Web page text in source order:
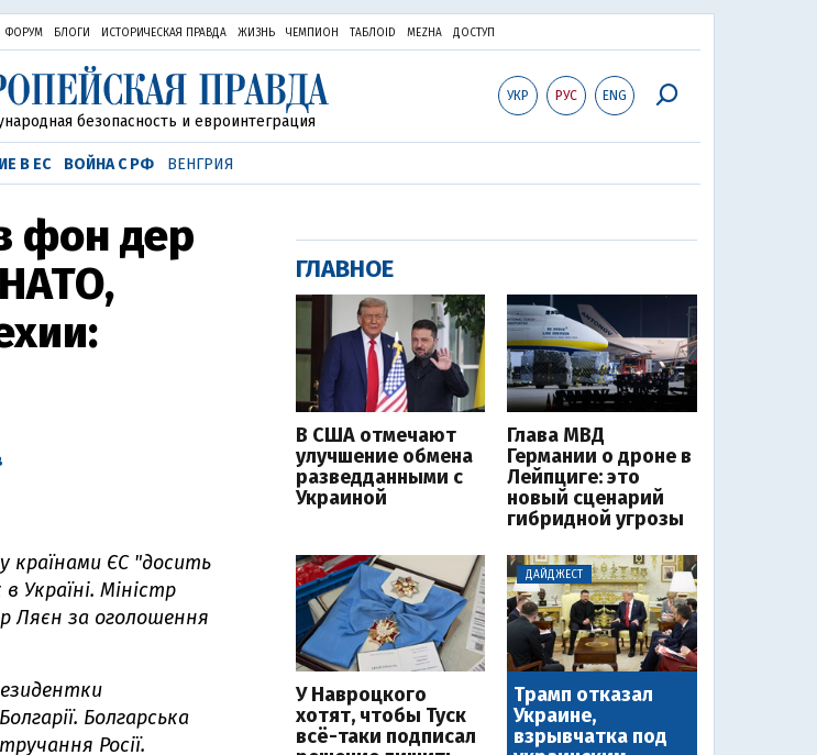
ФОРУМ БЛОГИ ИСТОРИЧЕСКАЯ ПРАВДА ЖИЗНЬ ЧЕМПИОН ТАБЛОID MEZHA ДОСТУП
УКР РУС ENG
безопасность и евроинтеграция
В ЕС ВОЙНА С РФ ВЕНГРИЯ
фон дер
країнами ЄС "досить
Україні. Міністр
Ляєн за оголошення
Болгарська
Росії.
ГЛАВНОЕ
В США отмечают
улучшение обмена
разведданными с
Украиной
Глава МВД
Германии о дроне в
Лейпциге: это
новый сценарий
гибридной угрозы
У Навроцкого
хотят, чтобы Туск
всё-таки подписал
ДАЙДЖЕСТ
Трамп отказал
Украине,
взрывчатка под